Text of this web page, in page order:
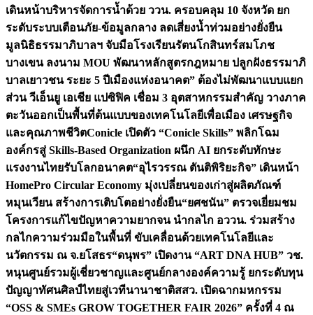
เดินหน้าบริหารจัดการน้ำด้วย ววน. ครอบคลุม 10 จังหวัด ยก
ระดับระบบเตือนภัย-ข้อมูลกลาง ลดเสี่ยงน้ำท่วมอย่างยั่งยืน
มูลนิธิธรรมาภิบาลฯ จับมือโรงเรียนรัตนโกสินทร์สมโภช
บางเขน ลงนาม MOU พัฒนาหลักสูตรกฎหมาย ปลูกฝังธรรมาภิ
บาลเยาวชน ระยะ 5 ปีเมืองแห่งอนาคต” ต้องไม่พัฒนาแบบแยก
ส่วน วีเอ็นยู เอเชีย แปซิฟิค เชื่อม 3 อุตสาหกรรมสำคัญ วางภาค
ตะวันออกเป็นพื้นที่ต้นแบบของเทคโนโลยีเพื่อเมือง เศรษฐกิจ
และคุณภาพชีวิตConicle เปิดตัว “Conicle Skills” พลิกโฉม
องค์กรสู่ Skills-Based Organization ผนึก AI ยกระดับทักษะ
แรงงานไทยรับโลกอนาคต“อุไรวรรณ ตันติพิริยะกิจ” เดินหน้า
HomePro Circular Economy มุ่งเปลี่ยนของเก่าสู่ผลิตภัณฑ์
หมุนเวียน สร้างการเติบโตอย่างยั่งยืน“ยศชนัน” ตรวจเยี่ยมชม
โครงการแก้ไขปัญหาความยากจน นำกลไก อววน. ร่วมสร้าง
กลไกความร่วมมือในพื้นที่ ขับเคลื่อนด้วยเทคโนโลยีและ
นวัตกรรม ณ จ.ยโสธร“ดนุพร” เปิดงาน “ART DNA HUB” วช.
หนุนศูนย์รวมผู้เชี่ยวชาญและศูนย์กลางองค์ความรู้ ยกระดับทุน
ปัญญาทัศนศิลป์ไทยสู่เวทีนานาชาติสสว. เปิดฉากมหกรรม
“OSS & SMEs GROW TOGETHER FAIR 2026” ครั้งที่ 4 ณ